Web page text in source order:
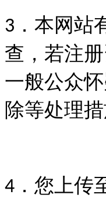
3 ．本网
查，若注
一般公众
除等处理措
4 ．您上